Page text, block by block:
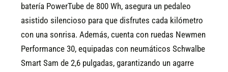
batería PowerTube de 800 Wh, asegura un pedaleo
asistido silencioso para que disfrutes cada kilómetro
con una sonrisa. Además, cuenta con ruedas Newmen
Performance 30, equipadas con neumáticos Schwalbe
Smart Sam de 2,6 pulgadas, garantizando un agarre